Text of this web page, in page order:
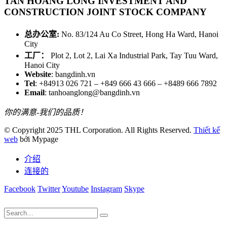
CONSTRUCTION JOINT STOCK COMPANY
总办公室: No. 83/124 Au Co Street, Hong Ha Ward, Hanoi
City
工厂：
Plot 2, Lot 2, Lai Xa Industrial Park, Tay Tuu Ward,
Hanoi City
Website: bangdinh.vn
Tel: +84913 026 721 – +849 666 43 666 – +8489 666 7892
Email: tanhoanglong@bangdinh.vn
你的满意-我们的品质！
© Copyright 2025 THL Corporation. All Rights Reserved. Thiết kế
web bởi Mypage
介绍
连接的
Facebook TwitterYoutube Instagram Skype